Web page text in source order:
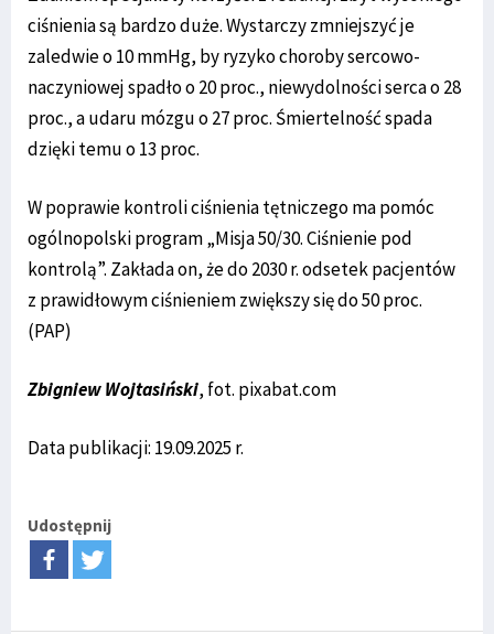
ciśnienia są bardzo duże. Wystarczy zmniejszyć je
zaledwie o 10 mmHg, by ryzyko choroby sercowo-
naczyniowej spadło o 20 proc., niewydolności serca o 28
proc., a udaru mózgu o 27 proc. Śmiertelność spada
dzięki temu o 13 proc.
W poprawie kontroli ciśnienia tętniczego ma pomóc
ogólnopolski program „Misja 50/30. Ciśnienie pod
kontrolą”. Zakłada on, że do 2030 r. odsetek pacjentów
z prawidłowym ciśnieniem zwiększy się do 50 proc.
(PAP)
Zbigniew Wojtasiński, fot. pixabat.com
Data publikacji: 19.09.2025 r.
Udostępnij